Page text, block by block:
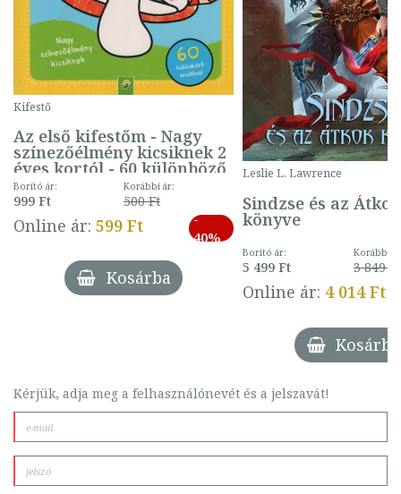
Kifestő
Az első kifestőm - Nagy
színezőélmény kicsiknek 2
éves kortól - 60 különböző
mintával (gombás)
Borító ár:
999 Ft
Korábbi ár:
500 Ft
Online ár: 599 Ft
-
40%
Kosárba
Leslie L. Lawrence
Sindzse és az Átkok
könyve
Borító ár:
5 499 Ft
Korábbi
3 849 Ft
Online ár: 4 014 Ft
Kosárba
Kérjük, adja meg a felhasználónevét és a jelszavát!